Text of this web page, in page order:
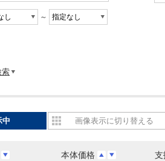
～
索
本体価格 支
中 画像表示に切り替える